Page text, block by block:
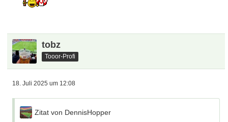
tobz
Tooor-Profi
18. Juli 2025 um 12:08
Zitat von DennisHopper